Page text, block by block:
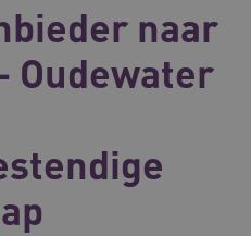
naar
Oudewater